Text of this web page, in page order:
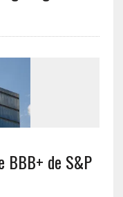
de S&P